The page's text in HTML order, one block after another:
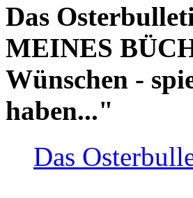
Das
MEINES
Wünschen -
haben..."
Das